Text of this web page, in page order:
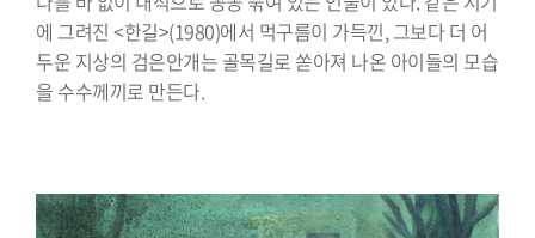
에 그려진 <한길>(1980)에서 먹구름이 가득낀, 그보다 더 어
두운 지상의 검은안개는 골목길로 쏟아져 나온 아이들의 모습
을 수수께끼로 만든다.